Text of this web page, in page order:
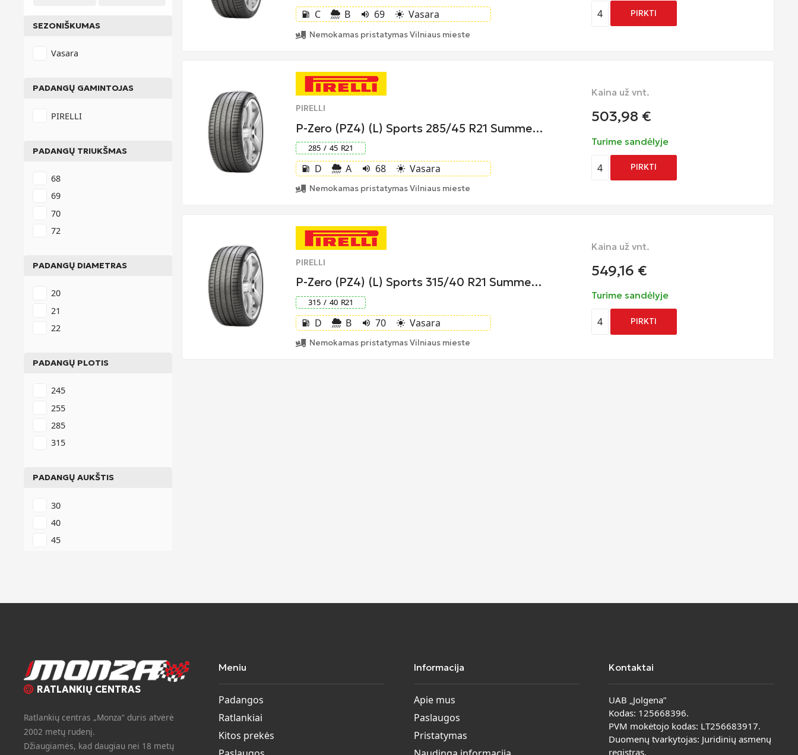
SEZONIŠKUMAS
Vasara
PADANGŲ GAMINTOJAS
PIRELLI
PADANGŲ TRIUKŠMAS
68
69
70
72
PADANGŲ DIAMETRAS
20
21
22
PADANGŲ PLOTIS
245
255
285
315
PADANGŲ AUKŠTIS
30
40
45
local_gas_station C B volume_up 69 light_mode Vasara
Nemokamas pristatymas Vilniaus mieste
4 PIRKTI
PIRELLI
P-Zero (PZ4) (L) Sports 285/45 R21 Summe…
285 / 45 R21
local_gas_station D A volume_up 68 light_mode Vasara
Nemokamas pristatymas Vilniaus mieste
Kaina už vnt.
503,98 €
Turime sandėlyje
4 PIRKTI
PIRELLI
P-Zero (PZ4) (L) Sports 315/40 R21 Summe…
315 / 40 R21
local_gas_station D B volume_up 70 light_mode Vasara
Nemokamas pristatymas Vilniaus mieste
Kaina už vnt.
549,16 €
Turime sandėlyje
4 PIRKTI
RATLANKIŲ CENTRAS
Ratlankių centras „Monza“ duris atvėrė
2002 metų rudenį.
Džiaugiamės, kad daugiau nei 18 metų
Meniu
Padangos
Ratlankiai
Kitos prekės
Informacija
Apie mus
Paslaugos
Pristatymas
Kontaktai
UAB „Jolgena”
Kodas: 125668396.
PVM mokėtojo kodas: LT256683917.
Duomenų tvarkytojas: Juridinių asmenų
registras.